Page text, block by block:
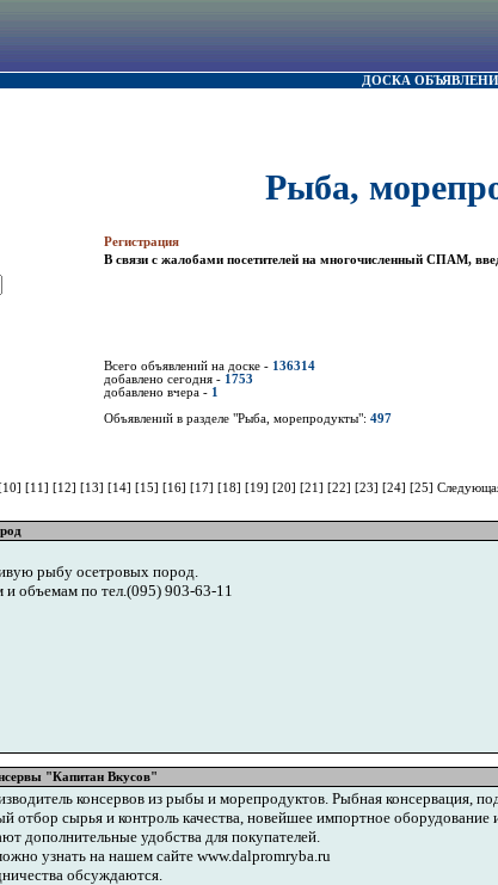
ДОСКА
Рыба,
Регистрация
В связи с жалобами посетителей на многочисленный СПАМ,
Всего объявлений на доске - 136314
добавлено сегодня - 1753
добавлено вчера - 1
Объявлений в разделе "Рыба, морепродукты": 497
[10] [11] [12] [13] [14] [15] [16] [17] [18] [19] [20] [21] [22] [23] [24] [25]
рыбу осетровых пород.
объемам по тел.(095) 903-63-11
"Капитан Вкусов"
консервов из рыбы и морепродуктов. Рыбная консервация,
отбор сырья и контроль качества, новейшее импортное
дополнительные удобства для покупателей.
узнать на нашем сайте www.dalpromryba.ru
обсуждаются.